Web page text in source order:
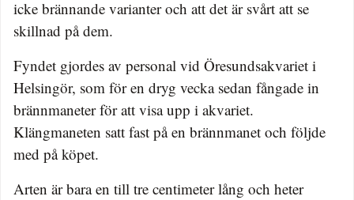
icke brännande varianter och att det är svårt att se
skillnad på dem.
Fyndet gjordes av personal vid Öresundsakvariet i
Helsingör, som för en dryg vecka sedan fångade in
brännmaneter för att visa upp i akvariet.
Klängmaneten satt fast på en brännmanet och följde
med på köpet.
Arten är bara en till tre centimeter lång och heter